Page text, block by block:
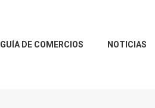
GUÍA DE COMERCIOS NOTICIAS